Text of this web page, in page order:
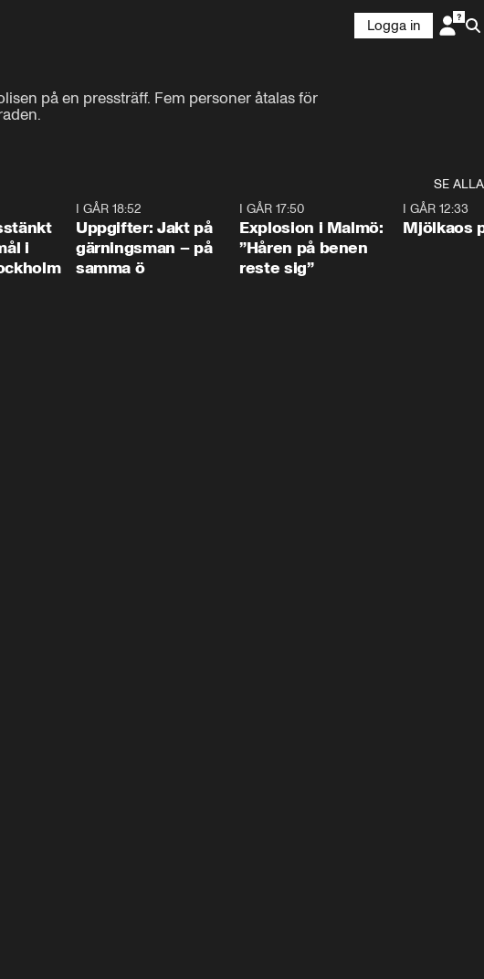
Logga in
på en pressträff. Fem personer åtalas för
SE ALLA
i
I GÅR 18:52
Uppgifter: Jakt på
gärningsman – på
samma ö
I GÅR 17:50
Explosion i Malmö:
”Håren på benen
reste sig”
I GÅR 12:33
Mjölkaos